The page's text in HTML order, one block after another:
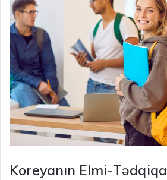
Koreyanın Elmi-